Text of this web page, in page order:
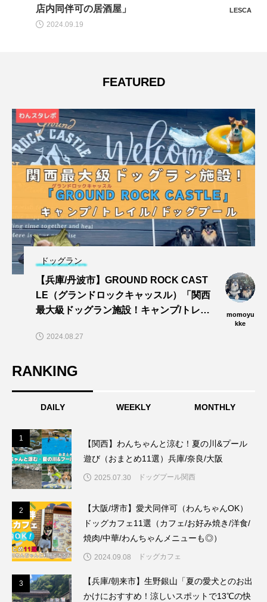
リア料理が楽しめる」
elise
2024.01.08
FEATURED
ドッグラン
【兵庫/丹波市】GROUND ROCK CAST
LE（グランドロックキャッスル）「関西
最大級ドッグラン施設！キャンプ/トレイ
う〜🎵」
momoyu
kke
2024.08.27
RANKING
DAILY WEEKLY MONTHLY
1
【関西】わんちゃんと涼む！夏の川&プール
遊び（おまとめ11選）兵庫/奈良/大阪
2025.07.30 ドッグプール関西
2
【大阪/堺市】愛犬同伴可（わんちゃんOK）
ドッグカフェ11選（カフェ/お好み焼き/洋食/
焼肉/中華/わんちゃんメニューも◎）
2024.09.08 ドッグカフェ
3
【兵庫/朝来市】生野銀山「夏の愛犬とのお出
かけにおすすめ！涼しいスポットで13℃の快